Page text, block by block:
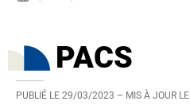
PACS
PUBLIÉ LE 29/03/2023 – MIS À JOUR LE